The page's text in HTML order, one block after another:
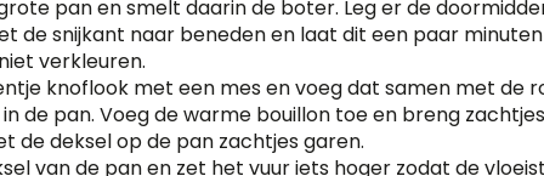
pan en smelt daarin de boter. Leg er de
de snijkant naar beneden en laat dit een paar
verkleuren.
knoflook met een mes en voeg dat samen met de
de pan. Voeg de warme bouillon toe en breng
de deksel op de pan zachtjes garen.
van de pan en zet het vuur iets hoger zodat de